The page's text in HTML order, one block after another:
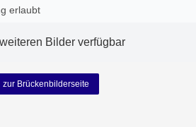
erlaubt
Bilder verfügbar
zur Brückenbilderseite